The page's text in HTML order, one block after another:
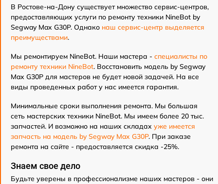
В Ростове-на-Дону существует множество сервис-центров,
предоставляющих услуги по ремонту техники NineBot by
Segway Max G30P. Однако наш сервис-центр выделяется
преимуществами.
Мы ремонтируем NineBot. Наши мастера - специалисты по
ремонту техники NineBot. Восстановить модель by Segway
Max G30P для мастеров не будет новой задачей. На все
виды проведенных работ у нас имеется гарантия.
Минимальные сроки выполнения ремонта. Мы большая
сеть мастерских техники NineBot. Мы имеем более 20 тыс.
запчастей. И возможно на наших складах уже имеется
запчасть на модель by Segway Max G30P. При заказе
ремонта на сайте - предоставляется скидка -25%.
Знаем свое дело
Будьте уверены в профессионализме наших мастеров - они